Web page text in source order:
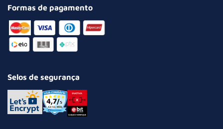
Formas de pagamento
Selos de segurança